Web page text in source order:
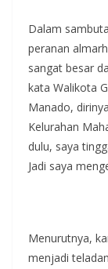
Dalam
peranan
sangat besar
kata Walikota
Manado,
Kelurahan
dulu, saya
Jadi saya
Menurutnya,
menjadi